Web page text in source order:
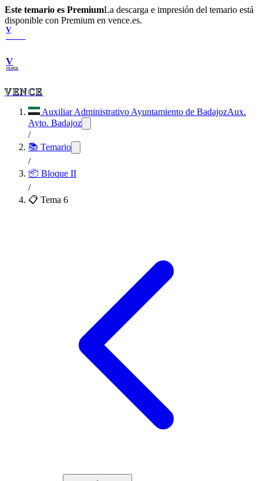
Este temario es PremiumLa descarga e impresión del temario está
disponible con Premium en vence.es.
V
V
VENCE
VENCE
Auxiliar Administrativo Ayuntamiento de BadajozAux.
Ayto. Badajoz
/
📚 Temario
/
📦 Bloque II
/
📋 Tema 6